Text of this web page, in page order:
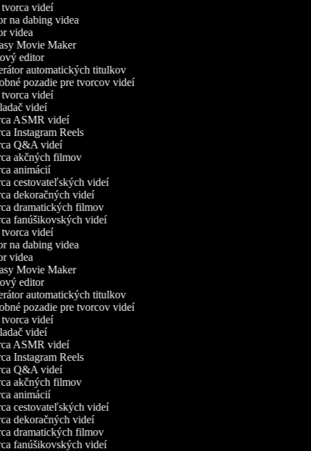
videí
na dabing videa
videa
Movie Maker
editor
automatických titulkov
pozadie pre tvorcov videí
videí
videí
ASMR videí
Instagram Reels
Q&A videí
akčných filmov
animácií
cestovateľských videí
dekoračných videí
dramatických filmov
fanúšikovských videí
videí
na dabing videa
videa
Movie Maker
editor
automatických titulkov
pozadie pre tvorcov videí
videí
videí
ASMR videí
Instagram Reels
Q&A videí
akčných filmov
animácií
cestovateľských videí
dekoračných videí
dramatických filmov
fanúšikovských videí